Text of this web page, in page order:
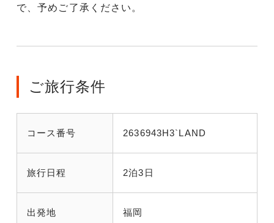
で、予めご了承ください。
ご旅行条件
コース番号 2636943H3`LAND
旅行日程 2泊3日
出発地 福岡